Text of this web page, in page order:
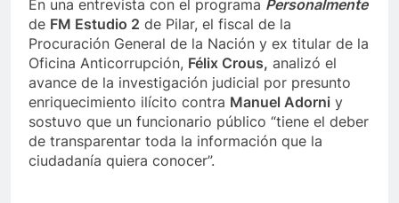
En una entrevista con el programa Personalmente
de FM Estudio 2 de Pilar, el fiscal de la
Procuración General de la Nación y ex titular de la
Oficina Anticorrupción, Félix Crous, analizó el
avance de la investigación judicial por presunto
enriquecimiento ilícito contra Manuel Adorni y
sostuvo que un funcionario público “tiene el deber
de transparentar toda la información que la
ciudadanía quiera conocer”.